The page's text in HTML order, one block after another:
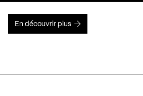
En découvrir plus